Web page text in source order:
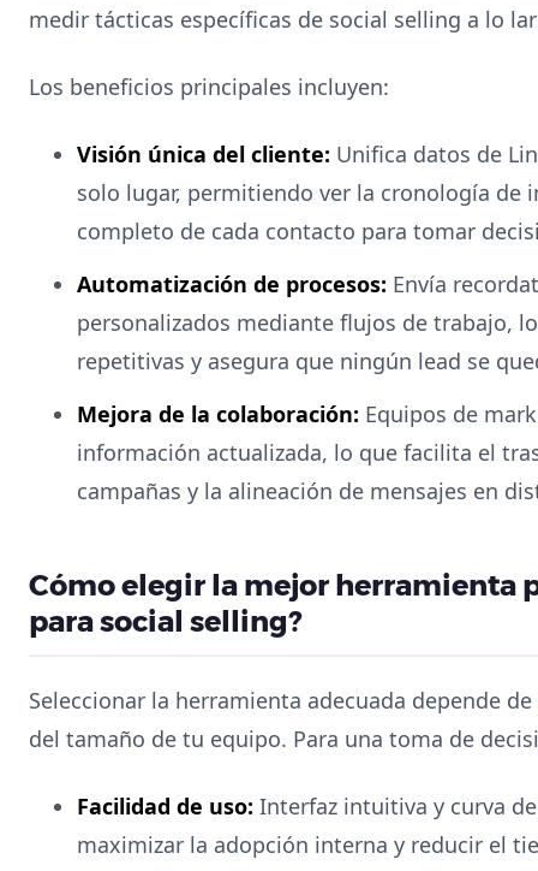
medir tácticas específicas de social selling a lo
Los beneficios principales incluyen:
Visión única del cliente: Unifica datos de
solo lugar, permitiendo ver la cronología de
completo de cada contacto para tomar
Automatización de procesos: Envía
personalizados mediante flujos de trabajo,
repetitivas y asegura que ningún lead se
Mejora de la colaboración: Equipos de
información actualizada, lo que facilita el
campañas y la alineación de mensajes en
Cómo elegir la mejor herramienta
para social selling?
Seleccionar la herramienta adecuada depende
del tamaño de tu equipo. Para una toma de
Facilidad de uso: Interfaz intuitiva y curva
maximizar la adopción interna y reducir el